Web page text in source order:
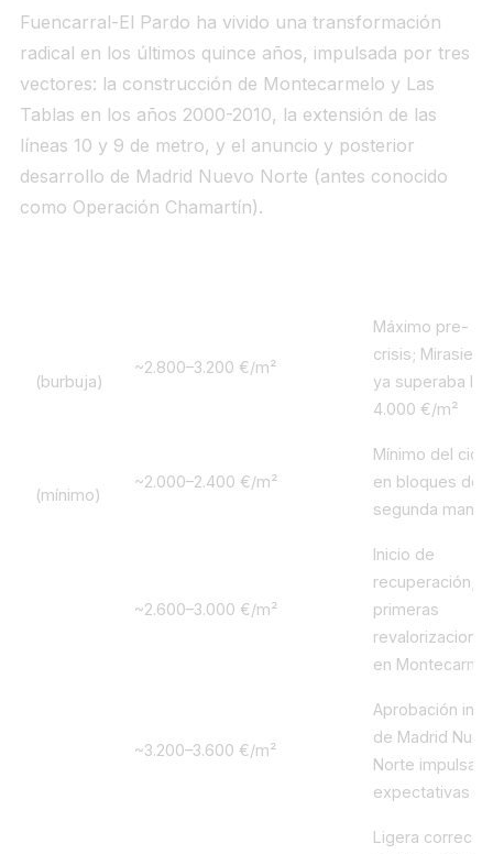
Fuencarral-El Pardo ha vivido una transformación
radical en los últimos quince años, impulsada por tres
vectores: la construcción de Montecarmelo y Las
Tablas en los años 2000-2010, la extensión de las
líneas 10 y 9 de metro, y el anuncio y posterior
desarrollo de Madrid Nuevo Norte (antes conocido
como Operación Chamartín).
(burbuja)
~2.800–3.200 €/m²
Máximo pre-
crisis; Mirasierra
ya superaba los
4.000 €/m²
(mínimo)
~2.000–2.400 €/m²
Mínimo del ciclo
en bloques de
segunda mano
~2.600–3.000 €/m²
Inicio de
recuperación;
primeras
en
~3.200–3.600 €/m²
Aprobación
de Madrid
Norte impulsa
expectativas
Ligera